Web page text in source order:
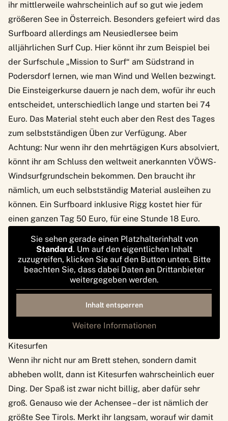
ihr mittlerweile wahrscheinlich auf so gut wie jedem
größeren See in Österreich. Besonders gefeiert wird das
Surfboard allerdings am Neusiedlersee beim
alljährlichen Surf Cup. Hier könnt ihr zum Beispiel bei
der Surfschule „Mission to Surf“ am Südstrand in
Podersdorf lernen, wie man Wind und Wellen bezwingt.
Die Einsteigerkurse dauern je nach dem, wofür ihr euch
entscheidet, unterschiedlich lange und starten bei 74
Euro. Das Material steht euch aber den Rest des Tages
zum selbstständigen Üben zur Verfügung. Aber
Achtung: Nur wenn ihr den mehrtägigen Kurs absolviert,
könnt ihr am Schluss den weltweit anerkannten VÖWS-
Windsurfgrundschein bekommen. Den braucht ihr
nämlich, um euch selbstständig Material ausleihen zu
können. Ein Surfboard inklusive Rigg kostet hier für
einen ganzen Tag 50 Euro, für eine Stunde 18 Euro.
Sie sehen gerade einen Platzhalterinhalt von
Standard. Um auf den eigentlichen Inhalt
zuzugreifen, klicken Sie auf den Button unten. Bitte
beachten Sie, dass dabei Daten an Drittanbieter
weitergegeben werden.
Inhalt entsperren
Weitere Informationen
Kitesurfen
Wenn ihr nicht nur am Brett stehen, sondern damit
abheben wollt, dann ist Kitesurfen wahrscheinlich euer
Ding. Der Spaß ist zwar nicht billig, aber dafür sehr
groß. Genauso wie der Achensee – der ist nämlich der
größte See Tirols. Merkt ihr langsam, worauf wir damit